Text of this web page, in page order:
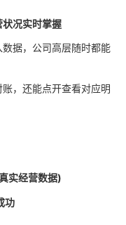
状况实时掌握
据，公司高层随时都能
，还能点开查看对应明
实经营数据)
功